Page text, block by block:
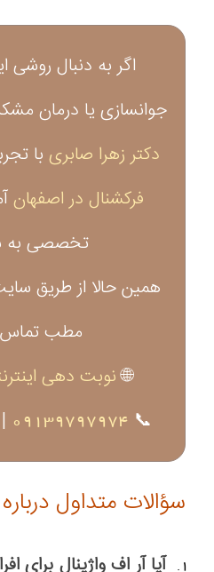
اگر به دنبال روشی
جوانسازی یا درمان
دکتر زهرا صابری با
فرکشنال در اصفهان
تخصصی به
همین حالا از طریق
مطب تماس
🌐نوبت دهی
📞
09139797974
سؤالات متداول
آیا آر اف واژینال برای